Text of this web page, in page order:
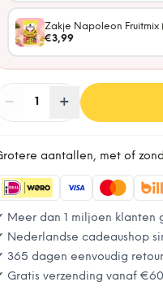
Zakje Napoleon Fruitmix
€3,99
− Aantal
1 +
aantallen, met of
Meer dan 1 miljoen klanten
Nederlandse cadeaushop
365 dagen eenvoudig
Gratis verzending vanaf €60